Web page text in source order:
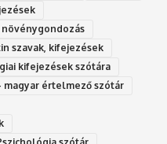
növénygondozás
szavak, kifejezések
kifejezések szótára
magyar értelmező szótár